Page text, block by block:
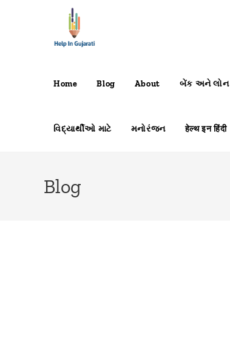
Home Blog About બેંક અને લોન
વિદ્યાર્થીઓ માટે મનોરંજન हेल्थ इन हिंदी
Blog